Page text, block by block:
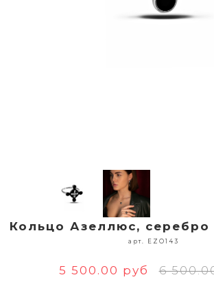
Кольцо Азеллюс, серебро
арт. EZO143
5 500.00 руб 6